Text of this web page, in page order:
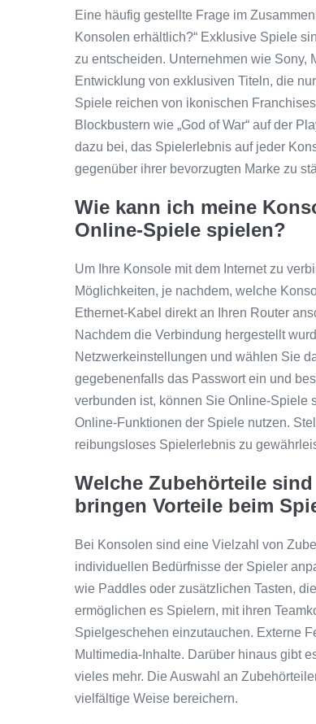
Eine häufig gestellte Frage im
Konsolen erhältlich?“ Exklusive Spiele
zu entscheiden. Unternehmen wie Sony,
Entwicklung von exklusiven Titeln, die
Spiele reichen von ikonischen
Blockbustern wie „God of War“ auf der
dazu bei, das Spielerlebnis auf jeder
gegenüber ihrer bevorzugten Marke zu
Wie kann ich meine
Online-Spiele spielen?
Um Ihre Konsole mit dem Internet zu
Möglichkeiten, je nachdem, welche
Ethernet-Kabel direkt an Ihren Router
Nachdem die Verbindung hergestellt
Netzwerkeinstellungen und wählen Sie
gegebenenfalls das Passwort ein und
verbunden ist, können Sie Online-Spiele
Online-Funktionen der Spiele nutzen.
reibungsloses Spielerlebnis zu
Welche Zubehörteile
bringen Vorteile beim
Bei Konsolen sind eine Vielzahl von
individuellen Bedürfnisse der Spieler
wie Paddles oder zusätzlichen Tasten,
ermöglichen es Spielern, mit ihren
Spielgeschehen einzutauchen. Externe
Multimedia-Inhalte. Darüber hinaus gibt
vieles mehr. Die Auswahl an
vielfältige Weise bereichern.